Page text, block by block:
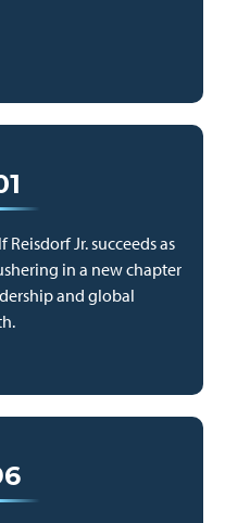
Reisdorf Jr. succeeds as
in a new chapter
and global